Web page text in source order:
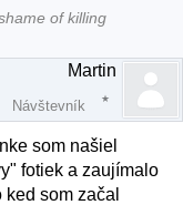
of killing
Martin
Návštevník
som našiel
fotiek a zaujímalo
som začal